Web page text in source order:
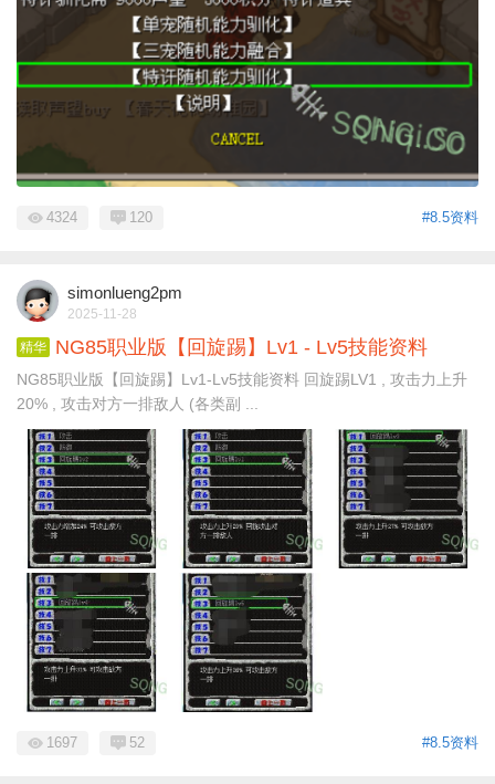
#8.5资料
4324 120
simonlueng2pm
2025-11-28
精华 NG85职业版【回旋踢】Lv1 - Lv5技能资料
NG85职业版【回旋踢】Lv1-Lv5技能资料 回旋踢LV1 , 攻击力上升
20% , 攻击对方一排敌人 (各类副 ...
#8.5资料
1697 52